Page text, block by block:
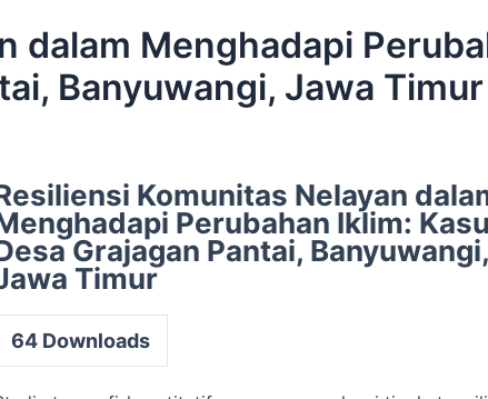
dalam Menghadapi
Banyuwangi, Jawa Timur
Komunitas Nelayan
Perubahan Iklim:
Grajagan Pantai, Banyuwangi,
Timur
64 Downloads